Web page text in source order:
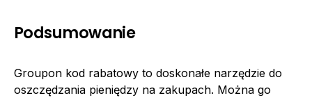
Podsumowanie
Groupon kod rabatowy to doskonałe narzędzie do
oszczędzania pieniędzy na zakupach. Można go